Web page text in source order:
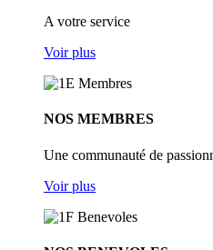
A votre service
Voir plus
NOS MEMBRES
Une communauté de
Voir plus